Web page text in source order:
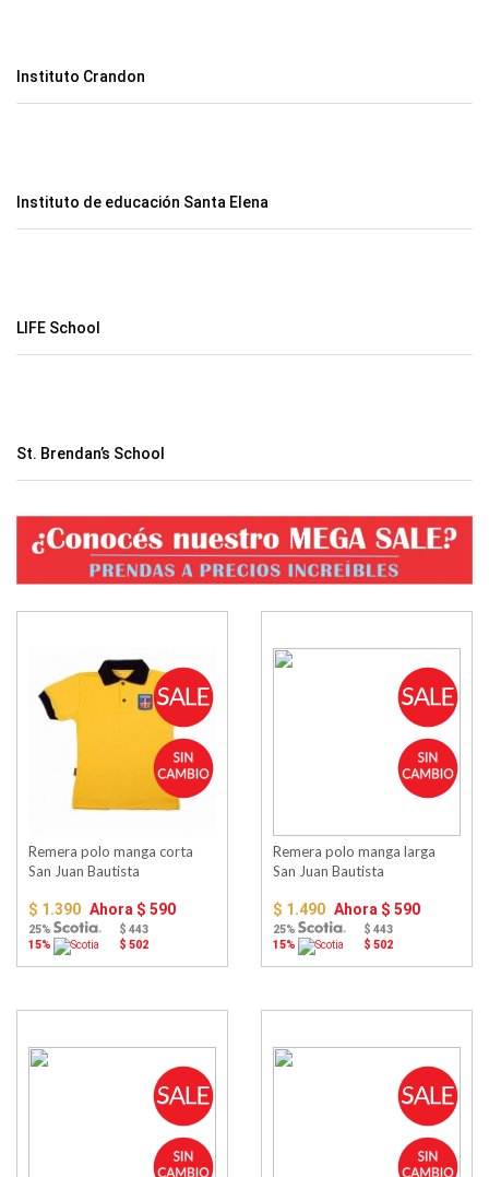
Instituto Crandon
Instituto de educación Santa Elena
LIFE School
St. Brendan’s School
Remera polo manga corta
San Juan Bautista
$ 1.390 Ahora $ 590
25%
$ 443
15%
$ 502
Remera polo manga larga
San Juan Bautista
$ 1.490 Ahora $ 590
25%
$ 443
15%
$ 502